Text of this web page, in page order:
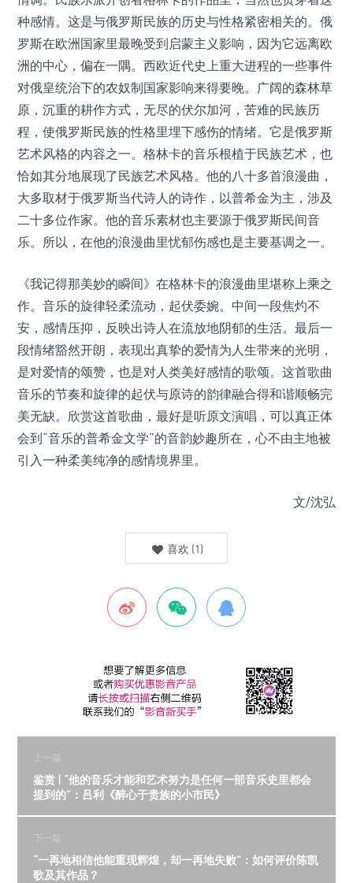
种感情。这是与俄罗斯民族的历史与性格紧密相关的。俄
罗斯在欧洲国家里最晚受到启蒙主义影响，因为它远离欧
洲的中心，偏在一隅。西欧近代史上重大进程的一些事件
对俄皇统治下的农奴制国家影响来得要晚。广阔的森林草
原，沉重的耕作方式，无尽的伏尔加河，苦难的民族历
程，使俄罗斯民族的性格里埋下感伤的情绪。它是俄罗斯
艺术风格的内容之一。格林卡的音乐根植于民族艺术，也
恰如其分地展现了民族艺术风格。他的八十多首浪漫曲，
大多取材于俄罗斯当代诗人的诗作，以普希金为主，涉及
二十多位作家。他的音乐素材也主要源于俄罗斯民间音
乐。所以，在他的浪漫曲里忧郁伤感也是主要基调之一。
《我记得那美妙的瞬间》在格林卡的浪漫曲里堪称上乘之
作。音乐的旋律轻柔流动，起伏委婉。中间一段焦灼不
安，感情压抑，反映出诗人在流放地阴郁的生活。最后一
段情绪豁然开朗，表现出真挚的爱情为人生带来的光明，
是对爱情的颂赞，也是对人类美好感情的歌颂。这首歌曲
音乐的节奏和旋律的起伏与原诗的韵律融合得和谐顺畅完
美无缺。欣赏这首歌曲，最好是听原文演唱，可以真正体
会到“音乐的普希金文学”的音韵妙趣所在，心不由主地被
引入一种柔美纯净的感情境界里。
文/沈弘
喜欢 (1)
上一篇
鉴赏 | “他的音乐才能和艺术努力是任何一部音乐史里都会
提到的”：吕利《醉心于贵族的小市民》
下一篇
“一再地相信他能重现辉煌，却一再地失败”：如何评价陈凯
歌及其作品？